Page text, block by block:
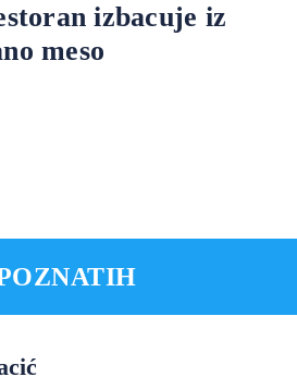
izbacuje iz
meso